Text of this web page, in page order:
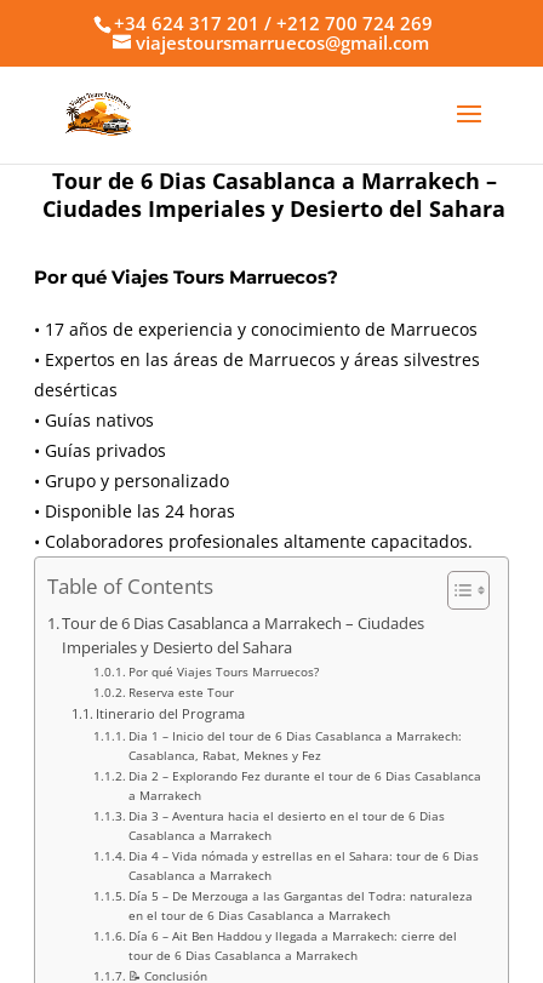
+34 624 317 201 / +212 700 724 269
viajestoursmarruecos@gmail.com
Tour de 6 Dias Casablanca a Marrakech –
Ciudades Imperiales y Desierto del Sahara
Por qué Viajes Tours Marruecos?
• 17 años de experiencia y conocimiento de Marruecos
• Expertos en las áreas de Marruecos y áreas silvestres
desérticas
• Guías nativos
• Guías privados
• Grupo y personalizado
• Disponible las 24 horas
• Colaboradores profesionales altamente capacitados.
Table of Contents
Tour de 6 Dias Casablanca a Marrakech – Ciudades
Imperiales y Desierto del Sahara
Por qué Viajes Tours Marruecos?
Reserva este Tour
Itinerario del Programa
Dia 1 – Inicio del tour de 6 Dias Casablanca a Marrakech:
Casablanca, Rabat, Meknes y Fez
Dia 2 – Explorando Fez durante el tour de 6 Dias Casablanca
a Marrakech
Dia 3 – Aventura hacia el desierto en el tour de 6 Dias
Casablanca a Marrakech
Dia 4 – Vida nómada y estrellas en el Sahara: tour de 6 Dias
Casablanca a Marrakech
Día 5 – De Merzouga a las Gargantas del Todra: naturaleza
en el tour de 6 Dias Casablanca a Marrakech
Día 6 – Ait Ben Haddou y llegada a Marrakech: cierre del
tour de 6 Dias Casablanca a Marrakech
📝 Conclusión